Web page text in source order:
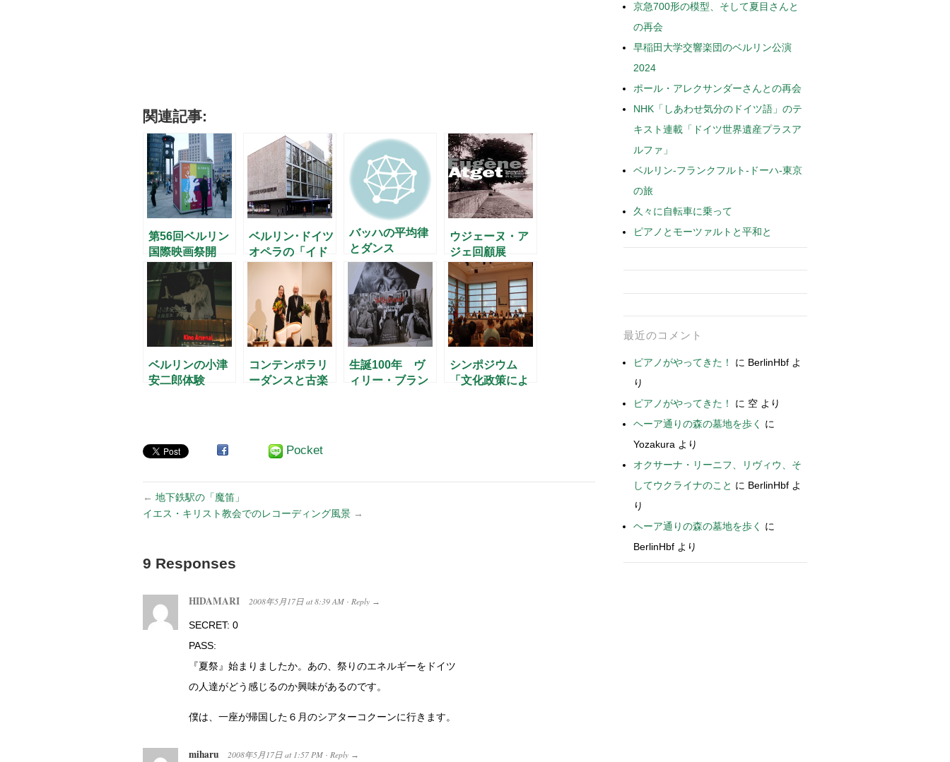
関連記事:
第56回ベルリン
国際映画祭開
幕！
ベルリン･ドイツ
オペラの「イド
バッハの平均律
とダンス
ウジェーヌ・ア
ジェ回顧展
ベルリンの小津
安二郎体験
コンテンポラリ
ーダンスと古楽
生誕100年 ヴ
ィリー・ブラン
シンポジウム
「文化政策によ
Pocket
← 地下鉄駅の「魔笛」
イエス・キリスト教会でのレコーディング風景 →
9 Responses
HIDAMARI 2008年5月17日 at 8:39 AM · Reply →
SECRET: 0
PASS:
『夏祭』始まりましたか。あの、祭りのエネルギーをドイツ
の人達がどう感じるのか興味があるのです。
僕は、一座が帰国した６月のシアターコクーンに行きます。
miharu 2008年5月17日 at 1:57 PM · Reply →
京急700形の模型、そして夏目さんと
の再会
早稲田大学交響楽団のベルリン公演
2024
ポール・アレクサンダーさんとの再会
NHK「しあわせ気分のドイツ語」のテ
キスト連載「ドイツ世界遺産プラスア
ルファ」
ベルリン-フランクフルト-ドーハ-東京
の旅
久々に自転車に乗って
ピアノとモーツァルトと平和と
最近のコメント
ピアノがやってきた！ に BerlinHbf よ
り
ピアノがやってきた！
に 空 より
ヘーア通りの森の墓地を歩く
に
Yozakura より
オクサーナ・リーニフ、リヴィウ、そ
してウクライナのこと に BerlinHbf よ
り
ヘーア通りの森の墓地を歩く
に
BerlinHbf より